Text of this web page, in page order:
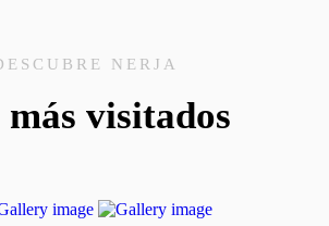
NERJA
visitados